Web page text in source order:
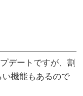
デートですが、割
機能もあるので